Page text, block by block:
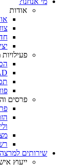
אודות
פרסים
שירותים למרצה
ייעוץ